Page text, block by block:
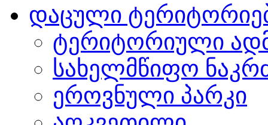
დაცული
ტერიტორიული
სახელმწიფო
ეროვნული პარკი